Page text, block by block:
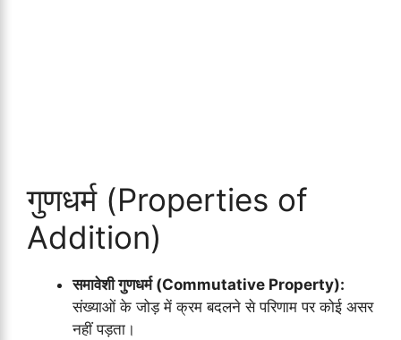
गुणधर्म (Properties of
Addition)
समावेशी गुणधर्म (Commutative Property):
संख्याओं के जोड़ में क्रम बदलने से परिणाम पर कोई असर
नहीं पड़ता।